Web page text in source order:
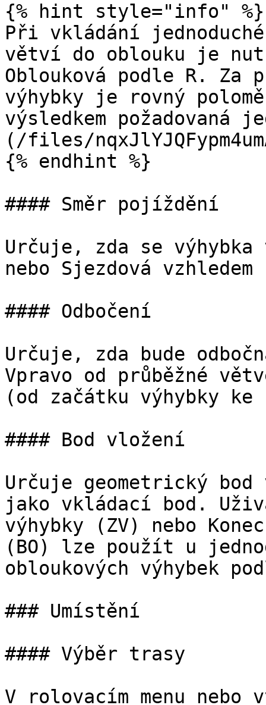
{% hint style="info" %}
Při vkládání
větví do oblouku je
Oblouková podle R. Za
výhybky je rovný
výsledkem požadovaná
(/files/
{% endhint %}
#### Směr pojíždění
Určuje, zda se
nebo Sjezdová
#### Odbočení
Určuje, zda bude
Vpravo od průběžné
(od začátku výhybky
#### Bod vložení
Určuje geometrický
jako vkládací bod.
výhybky (ZV) nebo
(BO) lze použít u
obloukových výhybek
### Umístění
#### Výběr trasy
V rolovacím menu nebo